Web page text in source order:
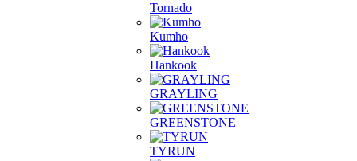
Tornado
Kumho
Hankook
GRAYLING
GREENSTONE
TYRUN